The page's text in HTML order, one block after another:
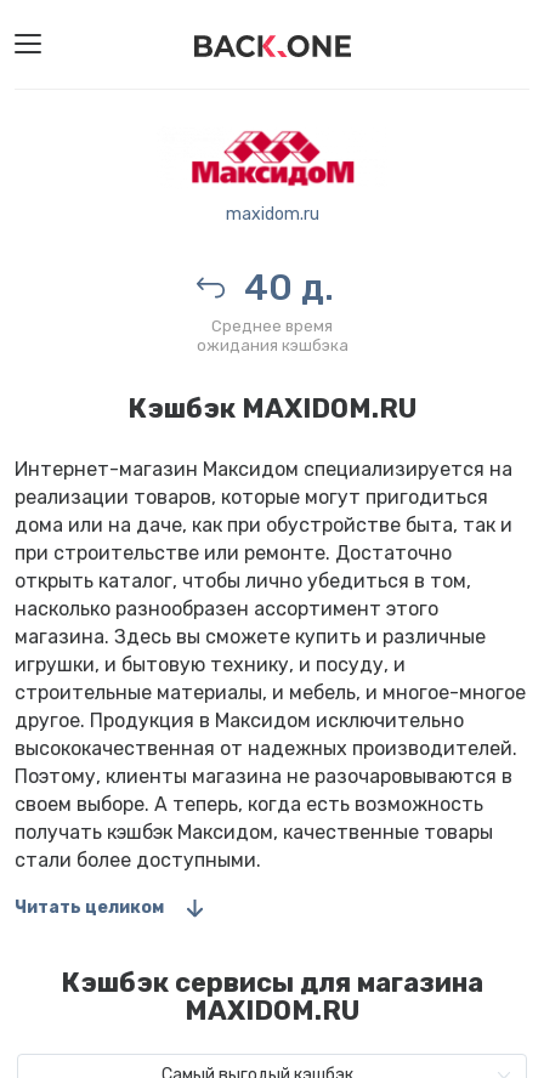
maxidom.ru
40 д.
Среднее время
ожидания кэшбэка
Кэшбэк MAXIDOM.RU
Интернет-магазин Максидом специализируется на
реализации товаров, которые могут пригодиться
дома или на даче, как при обустройстве быта, так и
при строительстве или ремонте. Достаточно
открыть каталог, чтобы лично убедиться в том,
насколько разнообразен ассортимент этого
магазина. Здесь вы сможете купить и различные
игрушки, и бытовую технику, и посуду, и
строительные материалы, и мебель, и многое-многое
другое. Продукция в Максидом исключительно
высококачественная от надежных производителей.
Поэтому, клиенты магазина не разочаровываются в
своем выборе. А теперь, когда есть возможность
получать кэшбэк Максидом, качественные товары
стали более доступными.
Читать целиком
Кэшбэк сервисы для магазина
MAXIDOM.RU